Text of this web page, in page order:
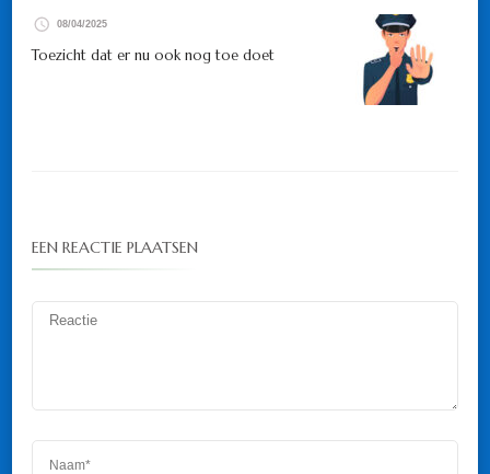
08/04/2025
Toezicht dat er nu ook nog toe doet
EEN REACTIE PLAATSEN